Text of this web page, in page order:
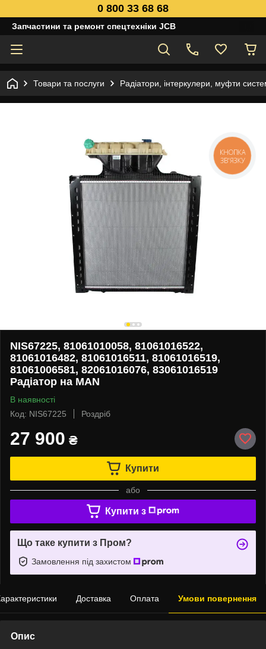
0 800 33 68 68
Запчастини та ремонт спецтехніки JCB
Товари та послуги Радіатори, інтеркулери, муфти
NIS67225, 81061010058, 81061016522,
81061016482, 81061016511, 81061016519,
81061006581, 82061016076, 83061016519
Радіатор на MAN
В наявності
Код: NIS67225
Роздріб
27 900 ₴
Купити
або
Купити з
Що таке купити з Пром?
Замовлення під захистом
Доставка Оплата Умови повернення
Опис
КНОПКА
ЗВ'ЯЗКУ